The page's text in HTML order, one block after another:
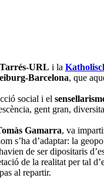
-URL i la
Barcelona, que
social i el
gent gran,
Gamarra, va
s’ha d’adaptar: la
de ser dipositaris
de la realitat per tal
al repartir.